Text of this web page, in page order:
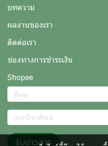
บทความ
ผลงานของเรา
ติดต่อเรา
ช่องทางการชำระเงิน
Shopee
รับข่าวสาร